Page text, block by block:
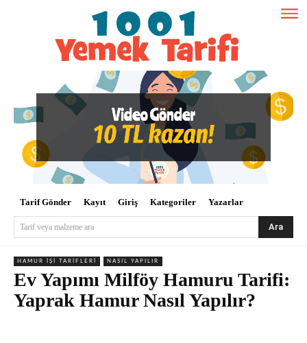
Tarif Gönder Kayıt Giriş Kategoriler Yazarlar
Tarif veya malzeme ara Ara
HAMUR İŞI TARIFLERI NASIL YAPILIR
Ev Yapımı Milföy Hamuru Tarifi:
Yaprak Hamur Nasıl Yapılır?